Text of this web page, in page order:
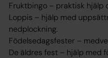
Fruktbingo – praktisk hjälp
Loppis – hjälp med
nedplockning.
Födelsedagsfester –
De äldres fest – hjälp med